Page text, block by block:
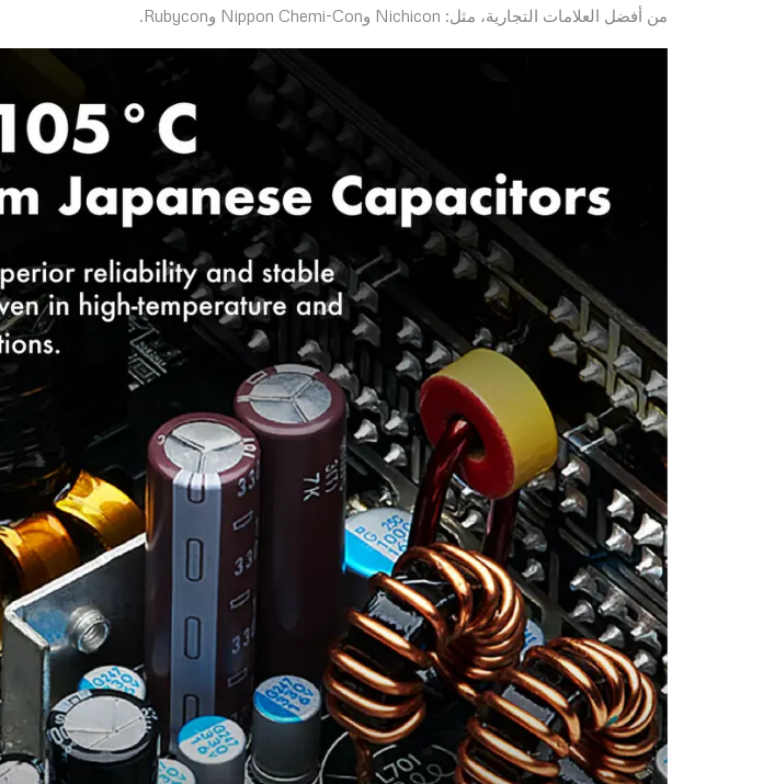
من أفضل العلامات التجارية، مثل: Nichicon وNippon Chemi-Con وRubycon.